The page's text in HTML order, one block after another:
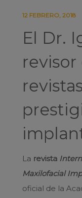
12 FEBRERO, 2018
El Dr.
La revista
Maxilofacial
oficial de la